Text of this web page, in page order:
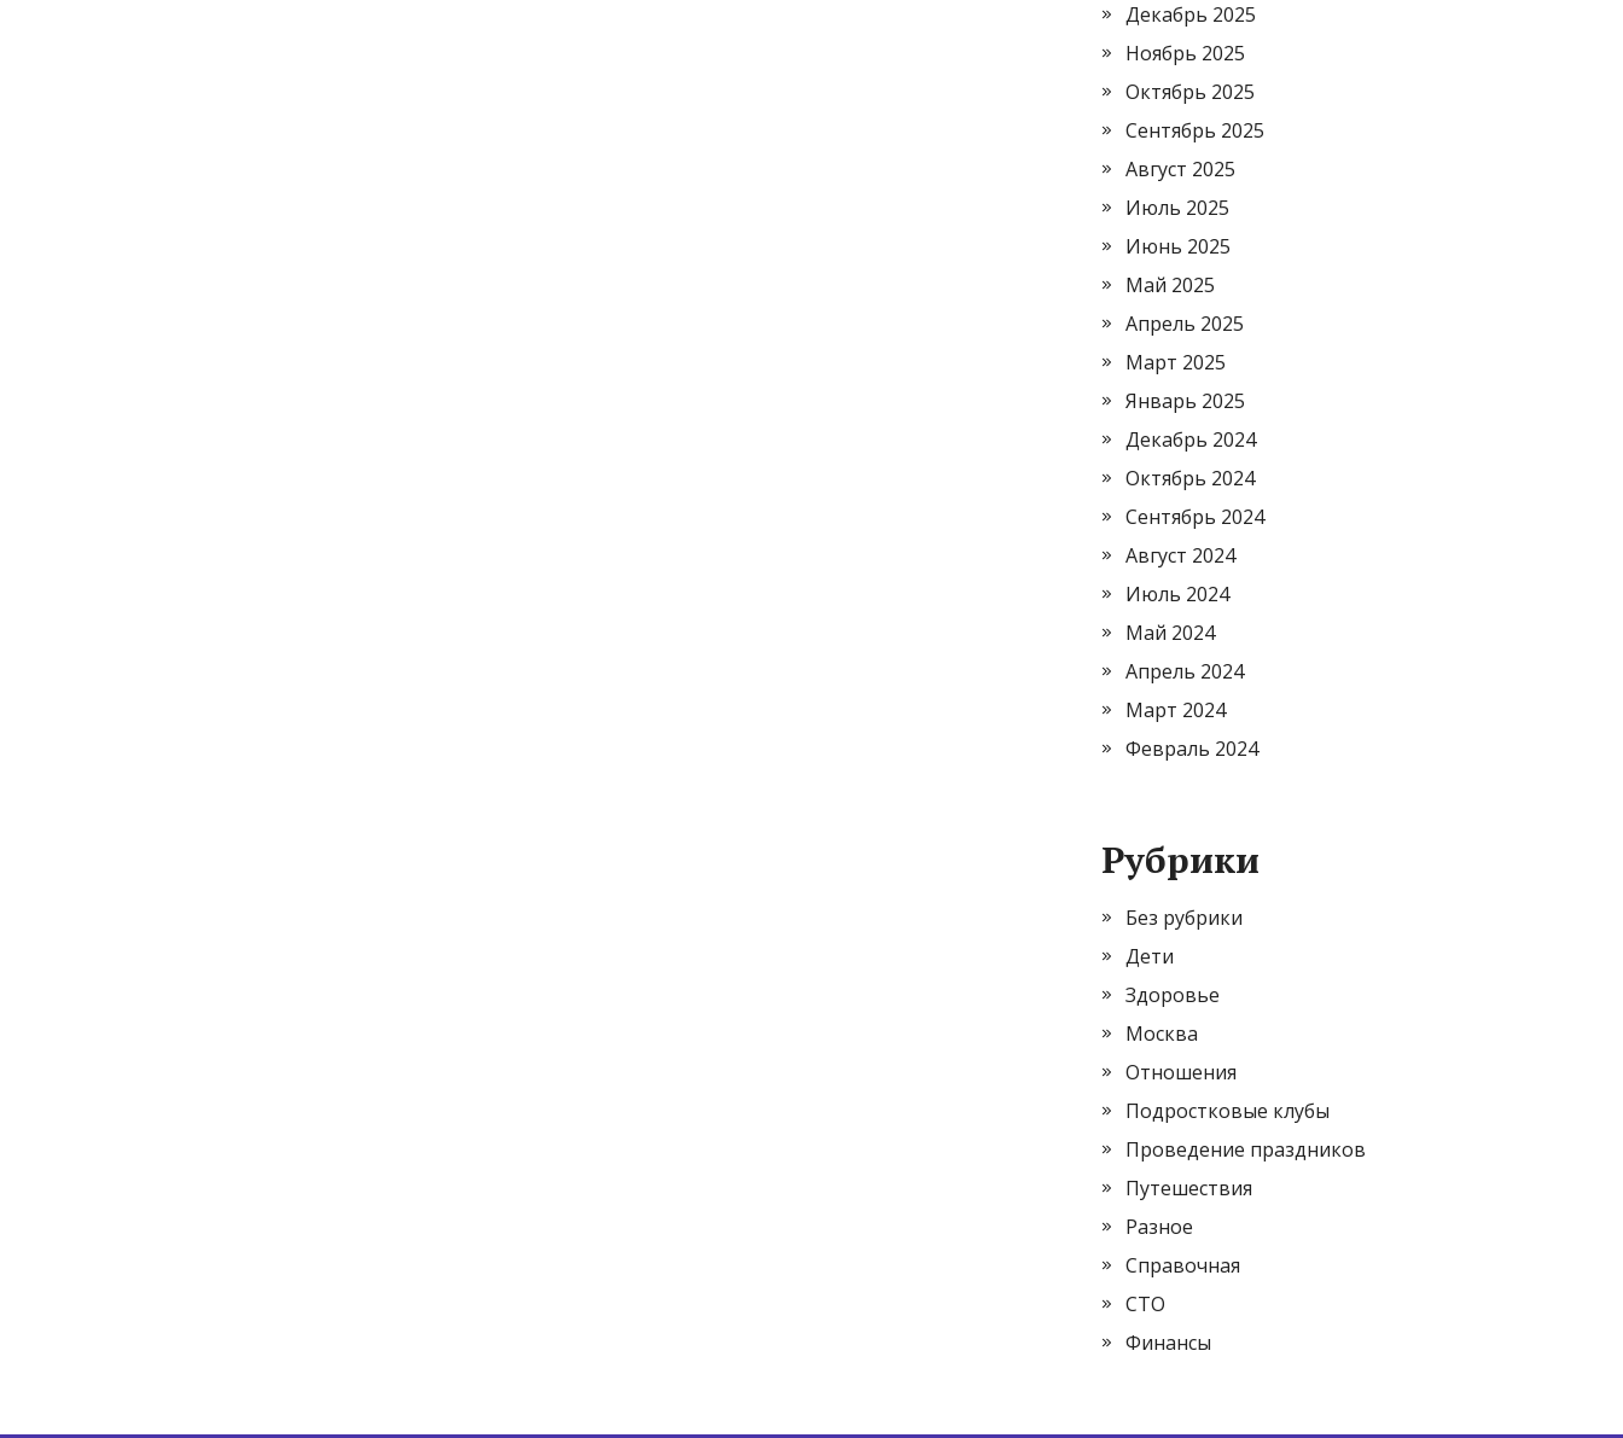
Декабрь 2025
Ноябрь 2025
Октябрь 2025
Сентябрь 2025
Август 2025
Июль 2025
Июнь 2025
Май 2025
Апрель 2025
Март 2025
Январь 2025
Декабрь 2024
Октябрь 2024
Сентябрь 2024
Август 2024
Июль 2024
Май 2024
Апрель 2024
Март 2024
Февраль 2024
Рубрики
Без рубрики
Дети
Здоровье
Москва
Отношения
Подростковые клубы
Проведение праздников
Путешествия
Разное
Справочная
СТО
Финансы